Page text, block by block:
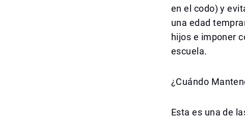
en el codo) y
una edad
hijos e imponer
escuela.
¿Cuándo
Esta es una de